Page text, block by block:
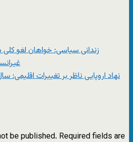
be published. Required fields are